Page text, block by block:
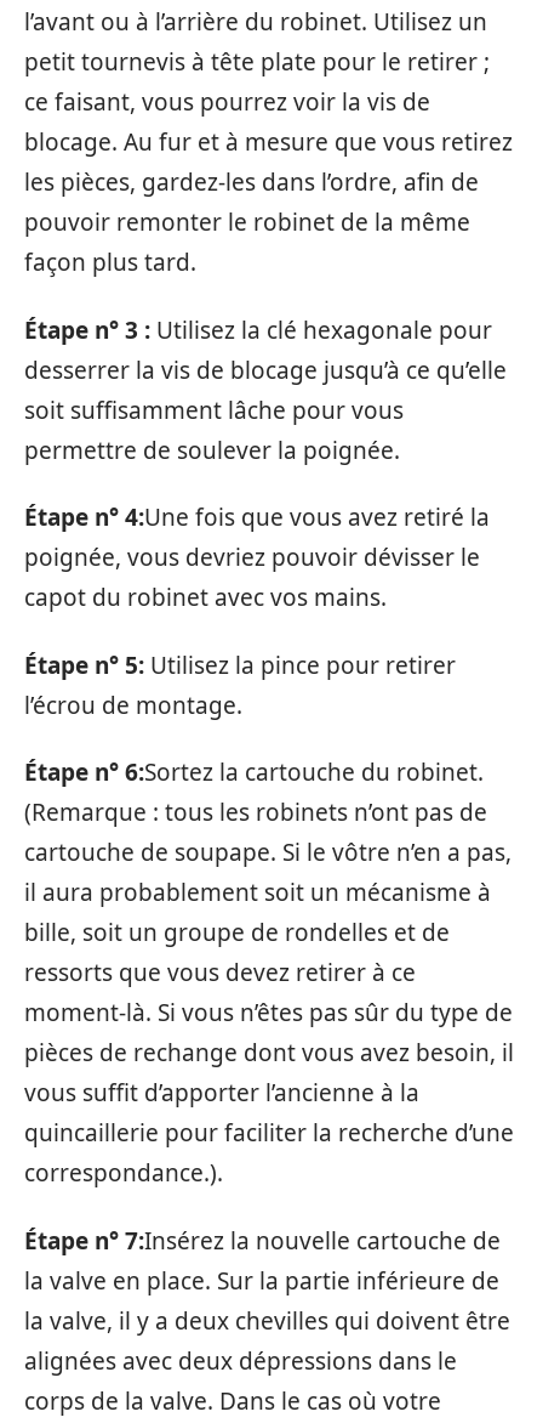
l’avant ou à l’arrière du robinet. Utilisez un
petit tournevis à tête plate pour le retirer ;
ce faisant, vous pourrez voir la vis de
blocage. Au fur et à mesure que vous retirez
les pièces, gardez-les dans l’ordre, afin de
pouvoir remonter le robinet de la même
façon plus tard.
Étape n° 3 : Utilisez la clé hexagonale pour
desserrer la vis de blocage jusqu’à ce qu’elle
soit suffisamment lâche pour vous
permettre de soulever la poignée.
Étape n° 4:Une fois que vous avez retiré la
poignée, vous devriez pouvoir dévisser le
capot du robinet avec vos mains.
Étape n° 5: Utilisez la pince pour retirer
l’écrou de montage.
Étape n° 6:Sortez la cartouche du robinet.
(Remarque : tous les robinets n’ont pas de
cartouche de soupape. Si le vôtre n’en a pas,
il aura probablement soit un mécanisme à
bille, soit un groupe de rondelles et de
ressorts que vous devez retirer à ce
moment-là. Si vous n’êtes pas sûr du type de
pièces de rechange dont vous avez besoin, il
vous suffit d’apporter l’ancienne à la
quincaillerie pour faciliter la recherche d’une
correspondance.).
Étape n° 7:Insérez la nouvelle cartouche de
la valve en place. Sur la partie inférieure de
la valve, il y a deux chevilles qui doivent être
alignées avec deux dépressions dans le
corps de la valve. Dans le cas où votre